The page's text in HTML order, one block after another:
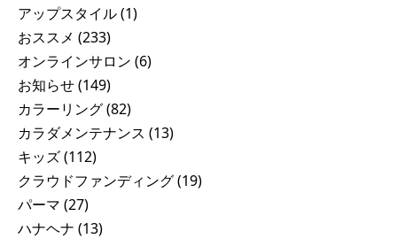
アップスタイル(1)
おススメ (233)
オンラインサロン (6)
お知らせ(149)
カラーリング(82)
カラダメンテナンス (13)
キッズ(112)
クラウドファンディング(19)
パーマ (27)
ハナヘナ (13)